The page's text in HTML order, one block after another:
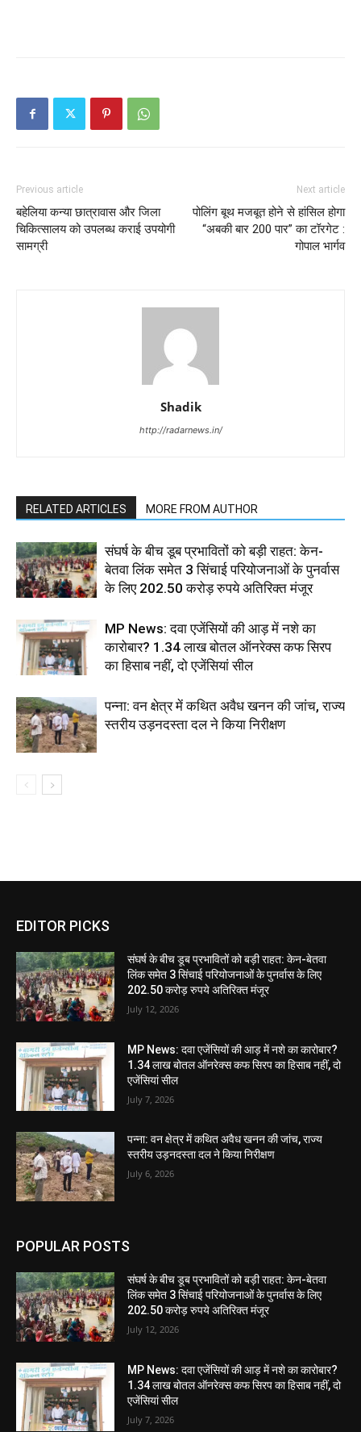
Previous article
बहेलिया कन्या छात्रावास और जिला
चिकित्सालय को उपलब्ध कराई उपयोगी
सामग्री
Next article
पोलिंग बूथ मजबूत होने से हांसिल होगा
“अबकी बार 200 पार” का टॉरगेट :
गोपाल भार्गव
Shadik
http://radarnews.in/
RELATED ARTICLES MORE FROM AUTHOR
संघर्ष के बीच डूब प्रभावितों को बड़ी राहत: केन-
बेतवा लिंक समेत 3 सिंचाई परियोजनाओं के पुनर्वास
के लिए 202.50 करोड़ रुपये अतिरिक्त मंजूर
MP News: दवा एजेंसियों की आड़ में नशे का
कारोबार? 1.34 लाख बोतल ऑनरेक्स कफ सिरप
का हिसाब नहीं, दो एजेंसियां सील
पन्ना: वन क्षेत्र में कथित अवैध खनन की जांच, राज्य
स्तरीय उड़नदस्ता दल ने किया निरीक्षण
EDITOR PICKS
संघर्ष के बीच डूब प्रभावितों को बड़ी राहत: केन-बेतवा
लिंक समेत 3 सिंचाई परियोजनाओं के पुनर्वास के लिए
202.50 करोड़ रुपये अतिरिक्त मंजूर
July 12, 2026
MP News: दवा एजेंसियों की आड़ में नशे का कारोबार?
1.34 लाख बोतल ऑनरेक्स कफ सिरप का हिसाब नहीं, दो
एजेंसियां सील
July 7, 2026
पन्ना: वन क्षेत्र में कथित अवैध खनन की जांच, राज्य
स्तरीय उड़नदस्ता दल ने किया निरीक्षण
July 6, 2026
POPULAR POSTS
संघर्ष के बीच डूब प्रभावितों को बड़ी राहत: केन-बेतवा
लिंक समेत 3 सिंचाई परियोजनाओं के पुनर्वास के लिए
202.50 करोड़ रुपये अतिरिक्त मंजूर
July 12, 2026
MP News: दवा एजेंसियों की आड़ में नशे का कारोबार?
1.34 लाख बोतल ऑनरेक्स कफ सिरप का हिसाब नहीं, दो
एजेंसियां सील
July 7, 2026